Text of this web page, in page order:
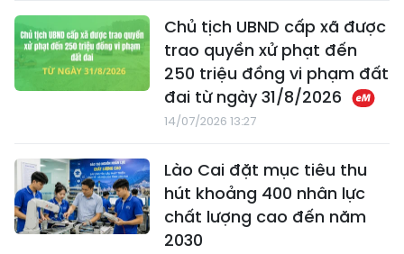
Chủ tịch UBND cấp xã được
trao quyền xử phạt đến
250 triệu đồng vi phạm đất
đai từ ngày 31/8/2026
14/07/2026 13:27
Lào Cai đặt mục tiêu thu
hút khoảng 400 nhân lực
chất lượng cao đến năm
2030